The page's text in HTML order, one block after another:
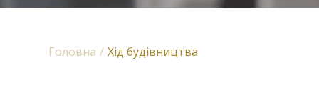
Головна Хід будівництва